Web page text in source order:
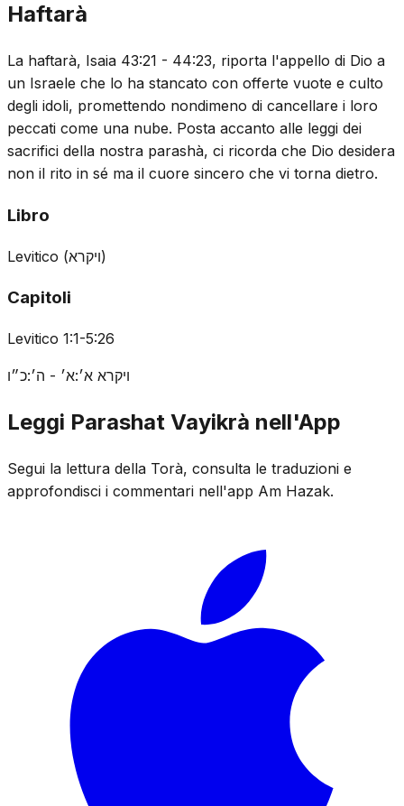
Haftarà
La haftarà, Isaia 43:21 - 44:23, riporta l'appello di Dio a
un Israele che lo ha stancato con offerte vuote e culto
degli idoli, promettendo nondimeno di cancellare i loro
peccati come una nube. Posta accanto alle leggi dei
sacrifici della nostra parashà, ci ricorda che Dio desidera
non il rito in sé ma il cuore sincero che vi torna dietro.
Libro
Levitico (ויקרא)
Capitoli
Levitico 1:1-5:26
ויקרא א׳:א׳ - ה׳:כ״ו
Leggi Parashat Vayikrà nell'App
Segui la lettura della Torà, consulta le traduzioni e
approfondisci i commentari nell'app Am Hazak.